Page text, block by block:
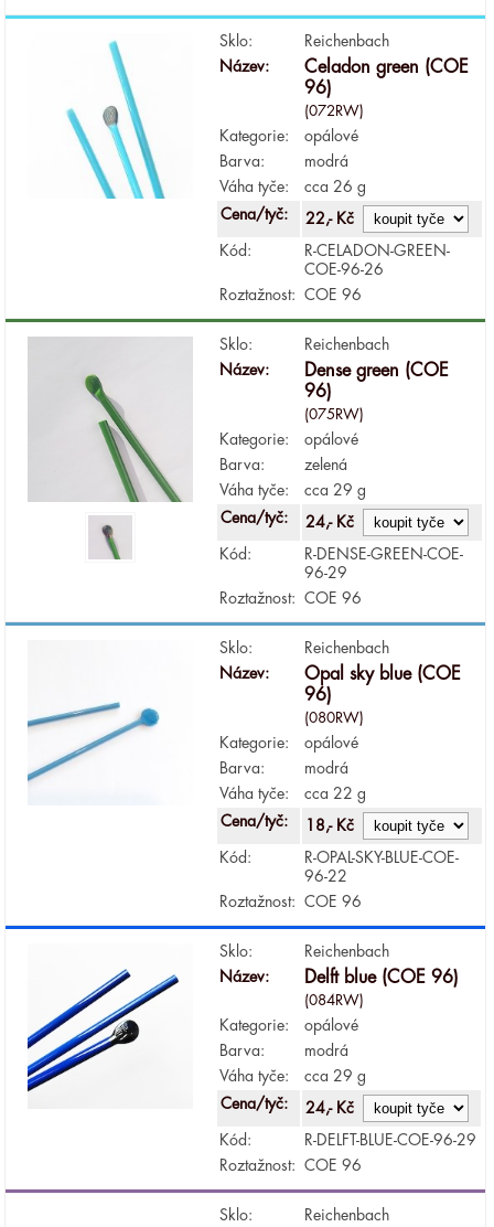
Sklo:
Reichenbach
Název:
Celadon green (COE
96)
(072RW)
Kategorie:
opálové
Barva:
modrá
Váha tyče:
cca 26 g
Cena/tyč:
22,- Kč
Kód:
R-CELADON-GREEN-
COE-96-26
Roztažnost:
COE 96
Sklo:
Reichenbach
Název:
Dense green (COE
96)
(075RW)
Kategorie:
opálové
Barva:
zelená
Váha tyče:
cca 29 g
Cena/tyč:
24,- Kč
Kód:
R-DENSE-GREEN-COE-
96-29
Roztažnost:
COE 96
Sklo:
Reichenbach
Název:
Opal sky blue (COE
96)
(080RW)
Kategorie:
opálové
Barva:
modrá
Váha tyče:
cca 22 g
Cena/tyč:
18,- Kč
Kód:
R-OPAL-SKY-BLUE-COE-
96-22
Roztažnost:
COE 96
Sklo:
Reichenbach
Název:
Delft blue (COE 96)
(084RW)
Kategorie:
opálové
Barva:
modrá
Váha tyče:
cca 29 g
Cena/tyč:
24,- Kč
Kód:
R-DELFT-BLUE-COE-96-29
Roztažnost:
COE 96
Sklo: Reichenbach